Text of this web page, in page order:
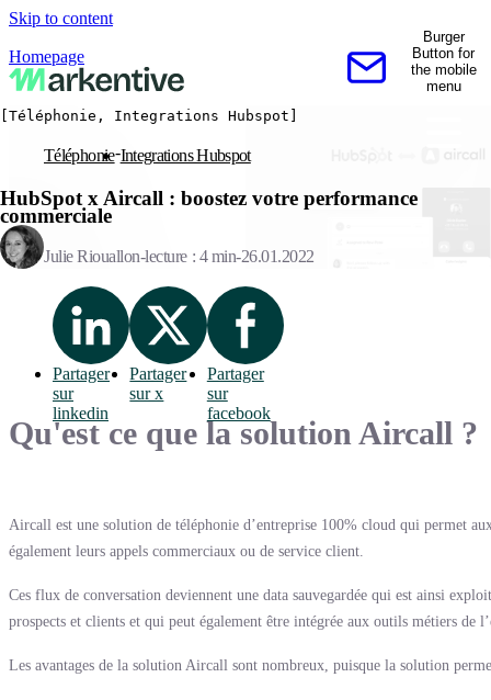
Skip to content
Homepage
Contactez-nous
Burger
Button for
the mobile
menu
[Téléphonie, Integrations Hubspot]
Téléphonie Integrations Hubspot
HubSpot x Aircall : boostez votre performance
commerciale
Julie Riouallon lecture : 4 min 26.01.2022
Partager
sur
linkedin
Partager
sur x
Partager
sur
facebook
Qu'est ce que la solution Aircall ?
Aircall est une solution de téléphonie d’entreprise 100% cloud qui permet
également leurs appels commerciaux ou de service client.
Ces flux de conversation deviennent une data sauvegardée qui est ainsi
prospects et clients et qui peut également être intégrée aux outils métiers de
Les avantages de la solution Aircall sont nombreux, puisque la solution